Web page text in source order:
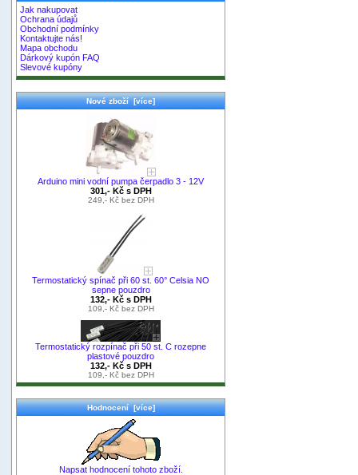
Jak nakupovat
Ochrana údajů
Obchodní podmínky
Kontaktujte nás!
Mapa obchodu
Dárkový kupón FAQ
Slevové kupóny
Nové zboží [více]
Arduino mini vodní pumpa čerpadlo 3 - 12V
301,- Kč s DPH
249,- Kč bez DPH
Termostatický spínač při 60 st. 60° Celsia NO
sepne pouzdro
132,- Kč s DPH
109,- Kč bez DPH
Termostatický rozpínač při 50 st. C rozepne
plastové pouzdro
132,- Kč s DPH
109,- Kč bez DPH
Hodnocení [více]
Napsat hodnocení tohoto zboží.